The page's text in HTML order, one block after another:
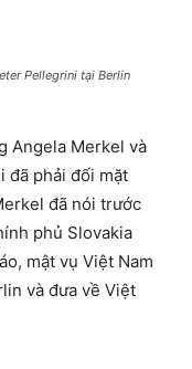
Pellegrini tại Berlin
Angela Merkel và
đã phải đối mặt
đã nói trước
phủ Slovakia
mật vụ Việt Nam
và đưa về Việt